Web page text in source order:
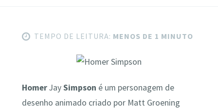
TEMPO DE LEITURA: MENOS DE 1 MINUTO
HomerJaySimpson é um personagem de
desenho animado criado por Matt Groening